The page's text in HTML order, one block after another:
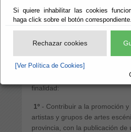
Si quiere inhabilitar las cookies
haga click sobre el botón correspondiente.
Rechazar cookies
[Ver Política de Cookies]
PROGRAMA DE
CULTURA
La Diputación de Almería
Plan Provincial de Cultura, Cine
Almeriense, el Programa de
Almeriense (P.A.C.A.), que
finalidad:
1º - Contribuir a la promoción y
artistas y grupos de artes
provincia, con la publicación de